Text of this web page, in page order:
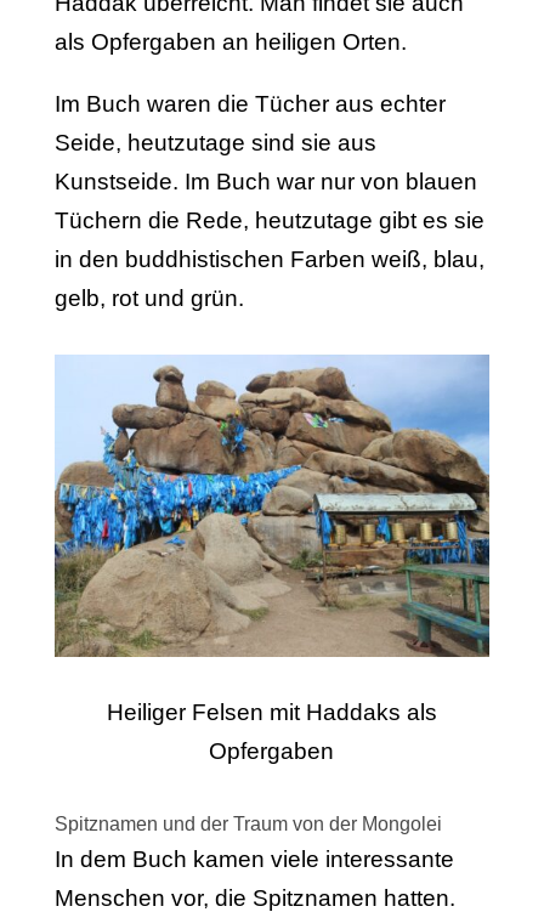
als Opfergaben an heiligen Orten.
Im Buch waren die Tücher aus echter
Seide, heutzutage sind sie aus
Kunstseide. Im Buch war nur von blauen
Tüchern die Rede, heutzutage gibt es sie
in den buddhistischen Farben weiß, blau,
gelb, rot und grün.
Heiliger Felsen mit Haddaks als
Opfergaben
Spitznamen und der Traum von der Mongolei
In dem Buch kamen viele interessante
Menschen vor, die Spitznamen hatten.